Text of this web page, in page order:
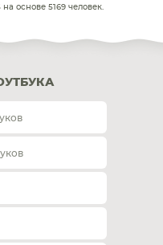
на основе 5169 человек.